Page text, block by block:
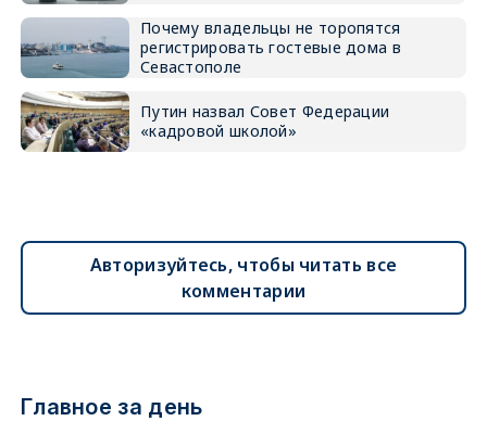
Почему владельцы не торопятся
регистрировать гостевые дома в
Севастополе
Путин назвал Совет Федерации
«кадровой школой»
Авторизуйтесь, чтобы читать все
комментарии
Главное за день